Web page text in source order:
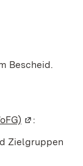
Bescheid.
(Wird in
:
Zielgruppen